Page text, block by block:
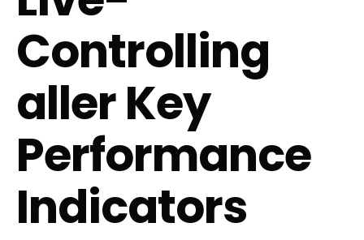
Controlling
aller Key
Performance
Indicators